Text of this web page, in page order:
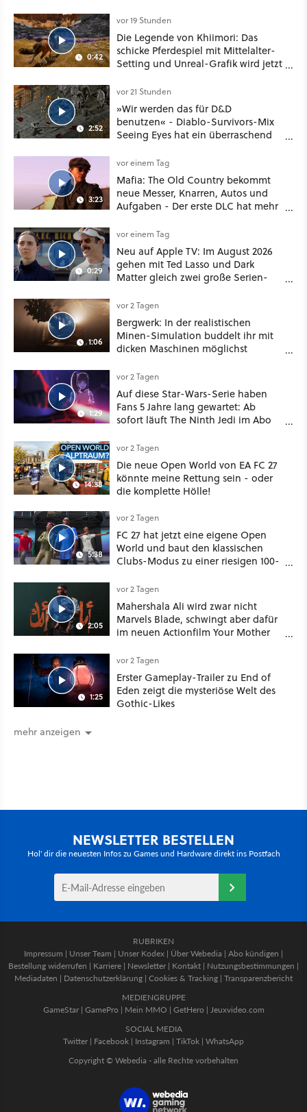
0:42
vor 19 Stunden
Die Legende von Khiimori: Das
schicke Pferdespiel mit Mittelalter-
Setting und Unreal-Grafik wird jetzt
2:52
vor 21 Stunden
»Wir werden das für D&D
benutzen« - Diablo-Survivors-Mix
Seeing Eyes hat ein überraschend
3:23
vor einem Tag
Mafia: The Old Country bekommt
neue Messer, Knarren, Autos und
Aufgaben - Der erste DLC hat mehr
0:29
vor einem Tag
Neu auf Apple TV: Im August 2026
gehen mit Ted Lasso und Dark
Matter gleich zwei große Serien-
1:06
vor 2 Tagen
Bergwerk: In der realistischen
Minen-Simulation buddelt ihr mit
dicken Maschinen möglichst
1:29
vor 2 Tagen
Auf diese Star-Wars-Serie haben
Fans 5 Jahre lang gewartet: Ab
sofort läuft The Ninth Jedi im Abo
14:38
vor 2 Tagen
Die neue Open World von EA FC 27
könnte meine Rettung sein - oder
die komplette Hölle!
5:38
vor 2 Tagen
FC 27 hat jetzt eine eigene Open
World und baut den klassischen
Clubs-Modus zu einer riesigen 100-
2:05
vor 2 Tagen
Mahershala Ali wird zwar nicht
Marvels Blade, schwingt aber dafür
im neuen Actionfilm Your Mother
Schwert
1:25
vor 2 Tagen
Erster Gameplay-Trailer zu End of
Eden zeigt die mysteriöse Welt des
Gothic-Likes
mehr anzeigen
NEWSLETTER BESTELLEN
Hol' dir die neuesten Infos zu Games und Hardware direkt ins Postfach
RUBRIKEN
Impressum | Unser Team | Unser Kodex | Über Webedia | Abo kündigen |
Bestellung widerrufen | Karriere | Newsletter | Kontakt | Nutzungsbestimmungen |
Mediadaten | Datenschutzerklärung | Cookies & Tracking | Transparenzbericht
MEDIENGRUPPE
GameStar| GamePro | Mein MMO | GetHero | Jeuxvideo.com
SOCIAL MEDIA
Twitter | Facebook | Instagram | TikTok | WhatsApp
Copyright © Webedia - alle Rechte vorbehalten